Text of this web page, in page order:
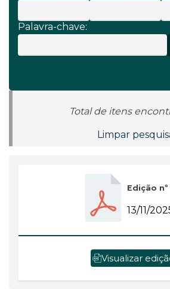
Palavra-chave:
Total de itens
Limpar
Edição nº
13/11/
Visualizar